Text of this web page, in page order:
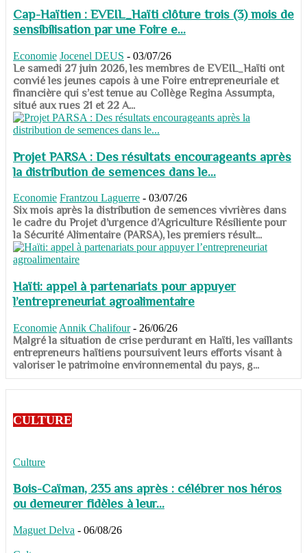
Cap-Haïtien : EVEIL_Haïti clôture trois (3) mois de
sensibilisation par une Foire e...
Economie Jocenel DEUS - 03/07/26
Le samedi 27 juin 2026, les membres de EVEIL_Haïti ont
convié les jeunes capois à une Foire entrepreneuriale et
financière qui s’est tenue au Collège Regina Assumpta,
situé aux rues 21 et 22 A...
Projet PARSA : Des résultats encourageants après
la distribution de semences dans le...
Economie Frantzou Laguerre - 03/07/26
​​​​​​​Six mois après la distribution de semences vivrières dans
le cadre du Projet d’urgence d’Agriculture Résiliente pour
la Sécurité Alimentaire (PARSA), les premiers résult...
Haïti: appel à partenariats pour appuyer
l’entrepreneuriat agroalimentaire
Economie Annik Chalifour - 26/06/26
​​​​​​​Malgré la situation de crise perdurant en Haïti, les vaillants
entrepreneurs haïtiens poursuivent leurs efforts visant à
valoriser le patrimoine environnemental du pays, g...
CULTURE
Culture
Bois-Caïman, 235 ans après : célébrer nos héros
ou demeurer fidèles à leur...
Maguet Delva - 06/08/26